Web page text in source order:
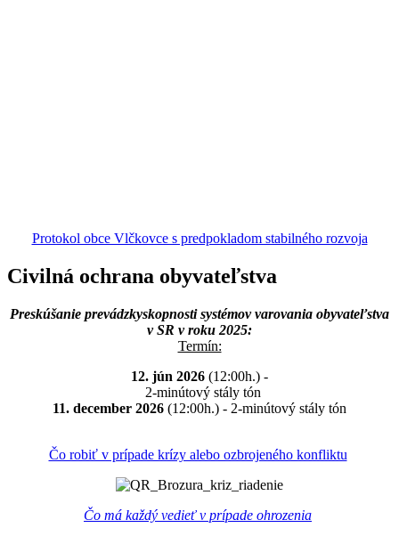
Protokol obce Vlčkovce s predpokladom stabilného rozvoja
Civilná ochrana obyvateľstva
Preskúšanie prevádzkyskopnosti systémov varovania obyvateľstva
v SR v roku 2025:
Termín:
12. jún 2026 (12:00h.) -
2-minútový stály tón
11. december 2026 (12:00h.) - 2-minútový stály tón
Čo robiť v prípade krízy alebo ozbrojeného konfliktu
Čo má každý vedieť v prípade ohrozenia